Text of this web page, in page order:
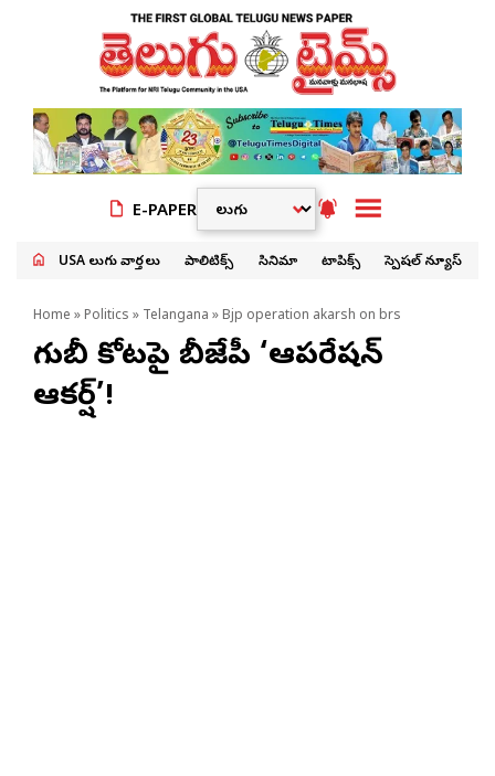
E-PAPER
USA తెలుగు వార్తలు పాలిటిక్స్ సినిమా టాపిక్స్ స్పెషల్ న్యూస్
Home » Politics » Telangana » Bjp operation akarsh on brs
గులాబీ కోటపై బీజేపీ ‘ఆపరేషన్
ఆకర్ష్’!